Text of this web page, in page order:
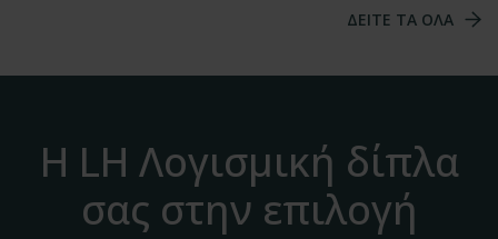
ΔΕΙΤΕ ΤΑ ΟΛΑ
Η LH Λογισμική δίπλα
σας στην επιλογή